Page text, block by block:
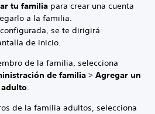
tu familia para crear una cuenta
a la familia.
se te dirigirá
de inicio.
de la familia, selecciona
de familia > Agregar un
.
de la familia adultos, selecciona